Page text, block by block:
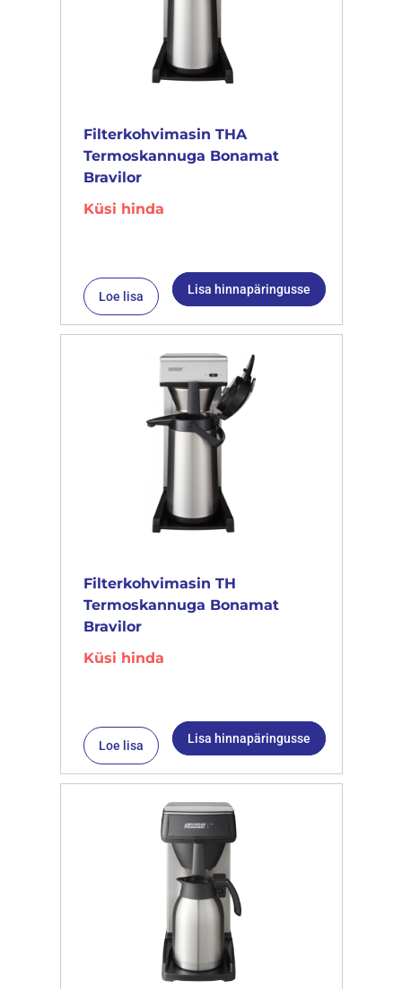
Filterkohvimasin THA
Termoskannuga Bonamat
Bravilor
Küsi hinda
Loe lisa Lisa hinnapäringusse
Filterkohvimasin TH
Termoskannuga Bonamat
Bravilor
Küsi hinda
Loe lisa Lisa hinnapäringusse